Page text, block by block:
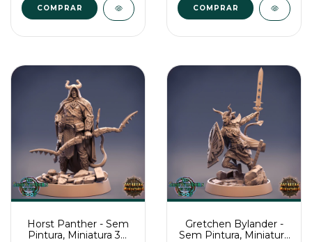
COMPRAR COMPRAR
Horst Panther - Sem
Pintura, Miniatura 3D
Gretchen Bylander -
Sem Pintura, Miniatura